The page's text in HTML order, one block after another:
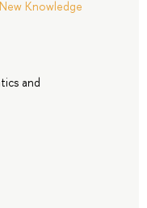
Knowledge
and